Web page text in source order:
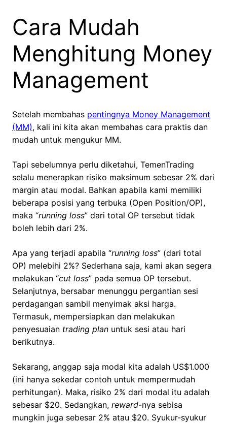
Cara Mudah
Menghitung Money
Management
Setelah membahas pentingnya Money Management
(MM), kali ini kita akan membahas cara praktis dan
mudah untuk mengukur MM.
Tapi sebelumnya perlu diketahui, TemenTrading
selalu menerapkan risiko maksimum sebesar 2% dari
margin atau modal. Bahkan apabila kami memiliki
beberapa posisi yang terbuka (Open Position/OP),
maka “running loss” dari total OP tersebut tidak
boleh lebih dari 2%.
Apa yang terjadi apabila “running loss” (dari total
OP) melebihi 2%? Sederhana saja, kami akan segera
melakukan “cut loss” pada semua OP tersebut.
Selanjutnya, bersabar menunggu pergantian sesi
perdagangan sambil menyimak aksi harga.
Termasuk, mempersiapkan dan melakukan
penyesuaian trading plan untuk sesi atau hari
berikutnya.
Sekarang, anggap saja modal kita adalah US$1.000
(ini hanya sekedar contoh untuk mempermudah
perhitungan). Maka, risiko 2% dari modal itu adalah
sebesar $20. Sedangkan, reward-nya sebisa
mungkin juga sebesar 2% atau $20. Syukur-syukur